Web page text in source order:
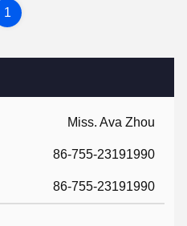
Miss. Ava Zhou
86-755-23191990
86-755-23191990
1